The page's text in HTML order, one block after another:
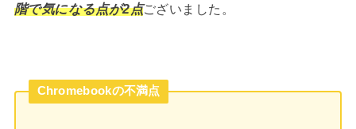
階で気になる点が2点ございました。
Chromebookの不満点